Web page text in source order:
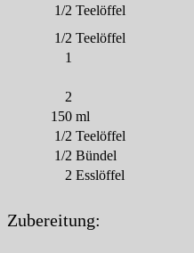
1/2 Teelöffel
1/2 Teelöffel
1
2
150 ml
1/2 Teelöffel
1/2 Bündel
2 Esslöffel
Zubereitung: